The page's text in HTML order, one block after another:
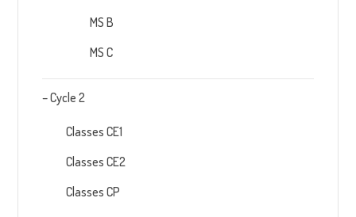
MS B
MS C
– Cycle 2
Classes CE1
Classes CE2
Classes CP